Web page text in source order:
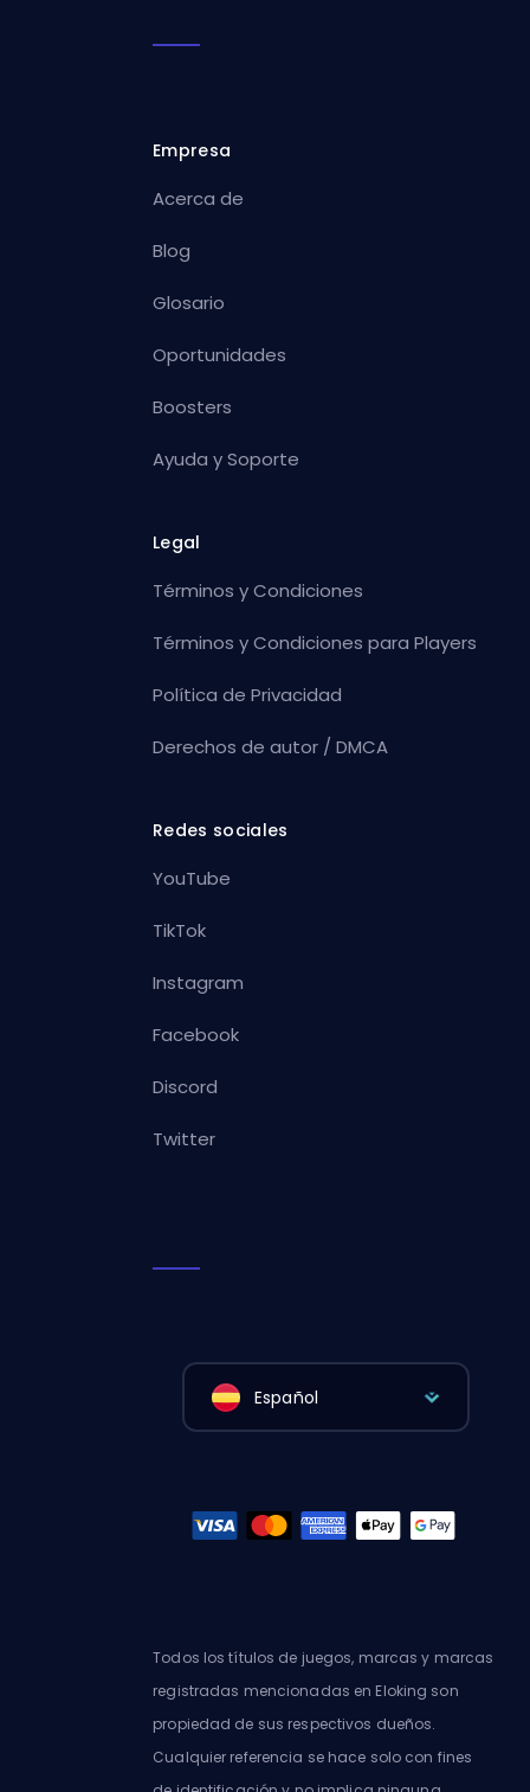
Empresa
Acerca de
Blog
Glosario
Oportunidades
Boosters
Ayuda y Soporte
Legal
Términos y Condiciones
Términos y Condiciones para Players
Política de Privacidad
Derechos de autor / DMCA
Redes sociales
YouTube
TikTok
Instagram
Facebook
Discord
Twitter
Español
Todos los títulos de juegos, marcas y marcas
registradas mencionadas en Eloking son
propiedad de sus respectivos dueños.
Cualquier referencia se hace solo con fines